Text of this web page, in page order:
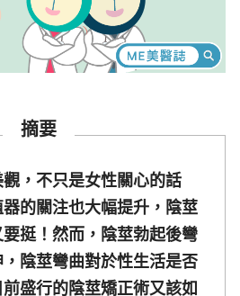
摘要
，不只是女性關心的話
的關注也大幅提升，陰莖
挺！然而，陰莖勃起後彎
陰莖彎曲對於性生活是否
盛行的陰莖矯正術又該如